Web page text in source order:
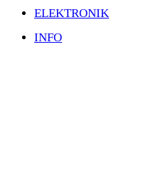
ELEKTRONIK
INFO